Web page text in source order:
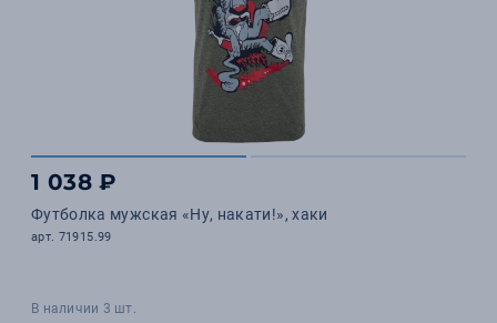
1 038 ₽
Футболка мужская «Ну, накати!», хаки
арт. 71915.99
В наличии 3 шт.